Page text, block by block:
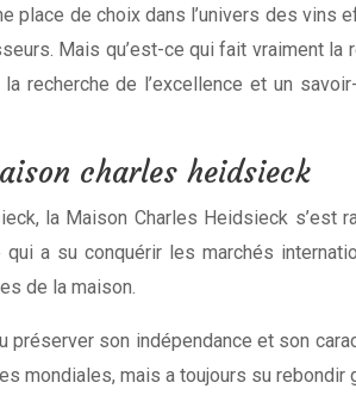
place de choix dans l’univers des
Mais qu’est-ce qui fait vraiment
recherche de l’excellence et un
charles heidsieck
la Maison Charles Heidsieck s’est
qui a su conquérir les marchés
de la maison.
son indépendance et son
mondiales, mais a toujours su